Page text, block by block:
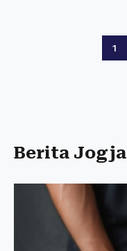
1
Berita Jogja